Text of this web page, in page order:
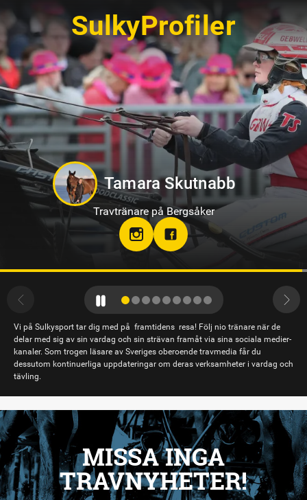
SulkyProfiler
Kevin Oscarsson
Travtränare på Axevalla
Vi på Sulkysport tar dig med på framtidens resa! Följ nio tränare när de
delar med sig av sin vardag och sin strävan framåt via sina sociala medier-
kanaler. Som trogen läsare av Sveriges oberoende travmedia får du
dessutom kontinuerliga uppdateringar om deras verksamheter i vardag och
tävling.
MISSA INGA
TRAVNYHETER!